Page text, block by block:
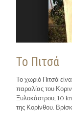
Το Πιτσά
Το χωριό Πιτσά
παραλίας του
Ξυλοκάστρου, 10
της Κορίνθου.